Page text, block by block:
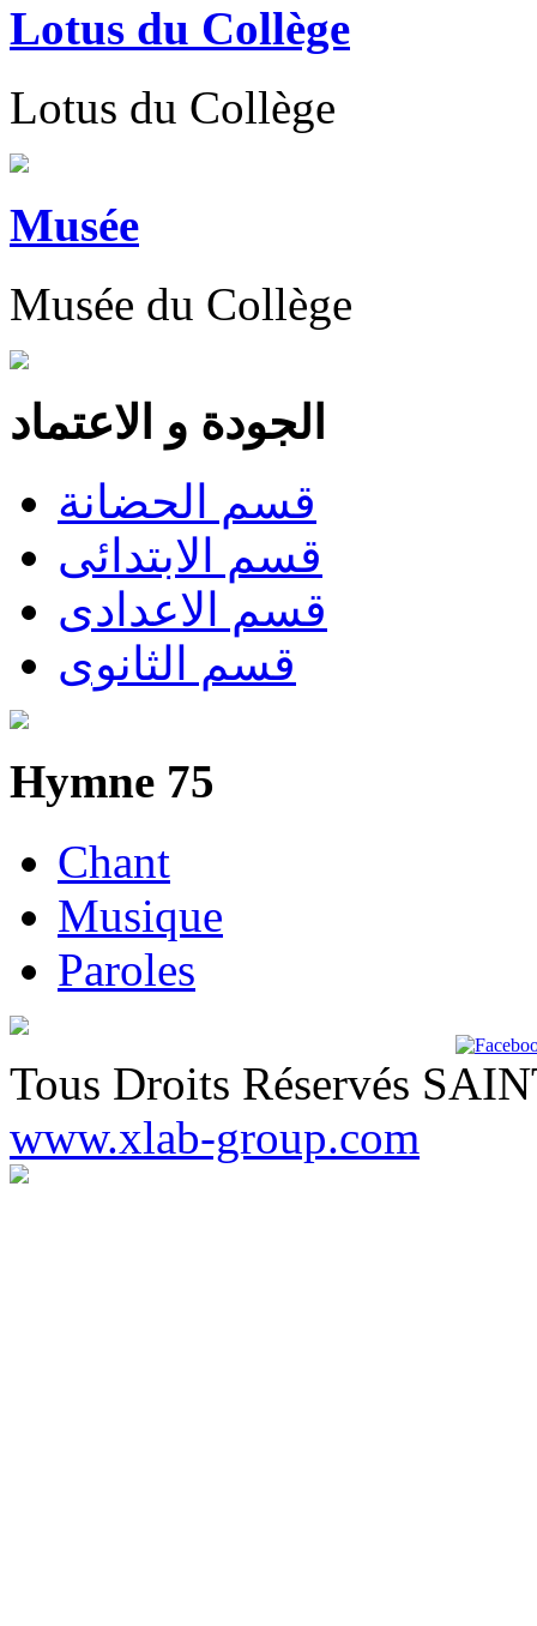
Lotus du Collège
Lotus du Collège
Musée
Musée du Collège
الجودة و الاعتماد
قسم الحضانة
قسم الابتدائى
قسم الاعدادى
قسم الثانوى
Hymne 75
Chant
Musique
Paroles
Tous Droits Réservés
www.xlab-group.com